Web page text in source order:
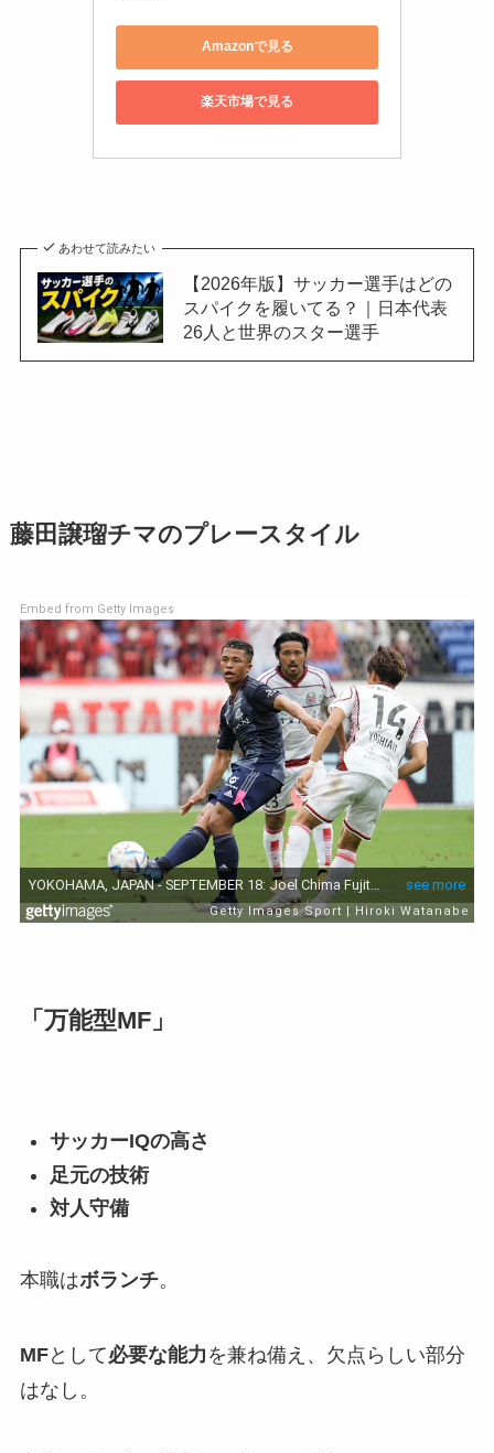
Amazonで見る
楽天市場で見る
あわせて読みたい
【2026年版】サッカー選手はどの
スパイクを履いてる？｜日本代表
26人と世界のスター選手
藤田譲瑠チマのプレースタイル
Embed from Getty Images
「万能型MF」
サッカーIQの高さ
足元の技術
対人守備
本職はボランチ。
MFとして必要な能力 を兼ね備え、欠点らしい部分
はなし。